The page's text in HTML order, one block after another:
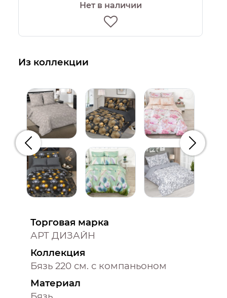
Нет в наличии
Из коллекции
Предыдущий
Торговая марка
АРТ ДИЗАЙН
Коллекция
Бязь 220 см. с компаньоном
Материал